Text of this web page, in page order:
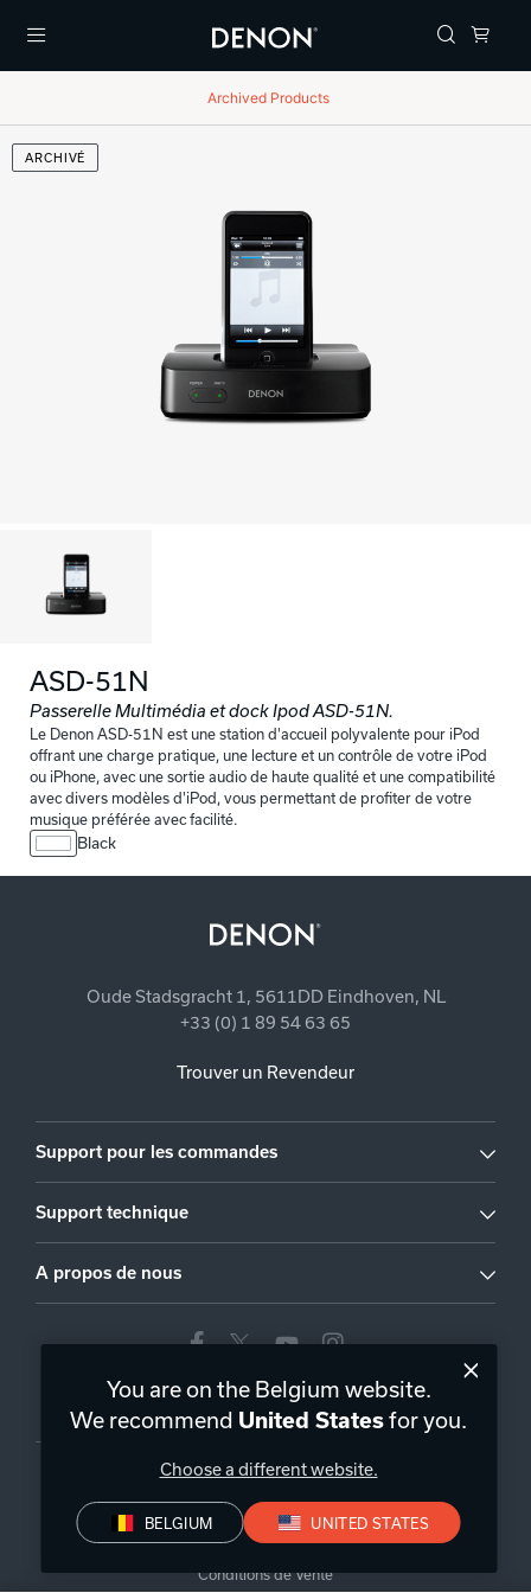
Archived Products
ARCHIVÉ
ASD-51N
Passerelle Multimédia et dock Ipod ASD-51N.
Le Denon ASD-51N est une station d'accueil polyvalente pour iPod
offrant une charge pratique, une lecture et un contrôle de votre iPod
ou iPhone, avec une sortie audio de haute qualité et une compatibilité
avec divers modèles d'iPod, vous permettant de profiter de votre
musique préférée avec facilité.
Black
Oude Stadsgracht 1, 5611DD Eindhoven, NL
+33 (0) 1 89 54 63 65
Trouver un Revendeur
Support pour les commandes
Support technique
A propos de nous
Belgique|FR
Politique de confidentialité
Déclaration de conformité
Conditions de Vente
You are on the Belgium website.
We recommend United Statesfor you.
Choose a different website.
BELGIUM UNITED STATES